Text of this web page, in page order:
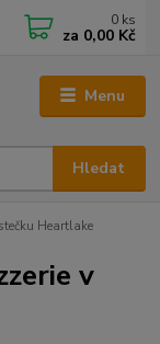
Menu
Hledat
0 ks
za 0,00 Kč
Heartlake
v